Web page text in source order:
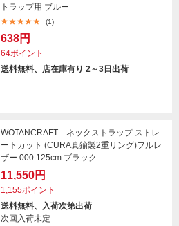
トラップ用 ブルー
(1)
638円
64ポイント
送料無料、店在庫有り 2～3日出荷
WOTANCRAFT ネックストラップ ストレ
ートカット (CURA真鍮製2重リング)フルレ
ザー 000 125cm ブラック
11,550円
1,155ポイント
送料無料、入荷次第出荷
次回入荷未定